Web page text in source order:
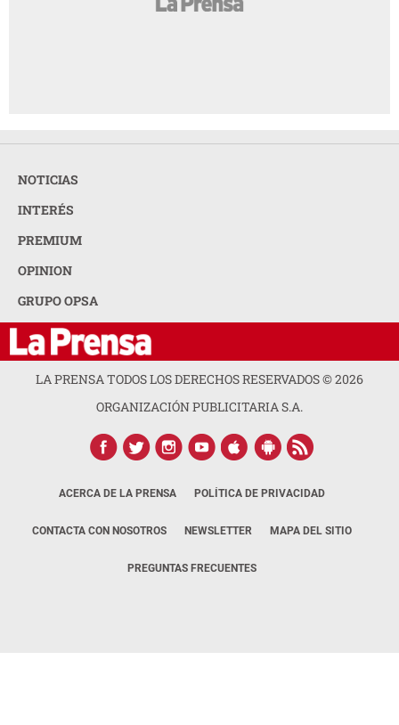
NOTICIAS
INTERÉS
PREMIUM
OPINION
GRUPO OPSA
LA PRENSA TODOS LOS DERECHOS RESERVADOS ©2026
ORGANIZACIÓN PUBLICITARIA S.A.
ACERCA DE LA PRENSA POLÍTICA DE PRIVACIDAD
CONTACTA CON NOSOTROS NEWSLETTER MAPA DEL SITIO
PREGUNTAS FRECUENTES